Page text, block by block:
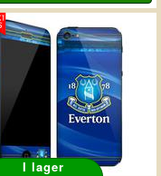
I lager